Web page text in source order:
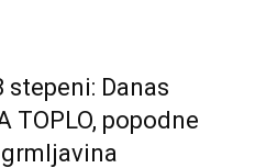
stepeni: Danas
TOPLO, popodne